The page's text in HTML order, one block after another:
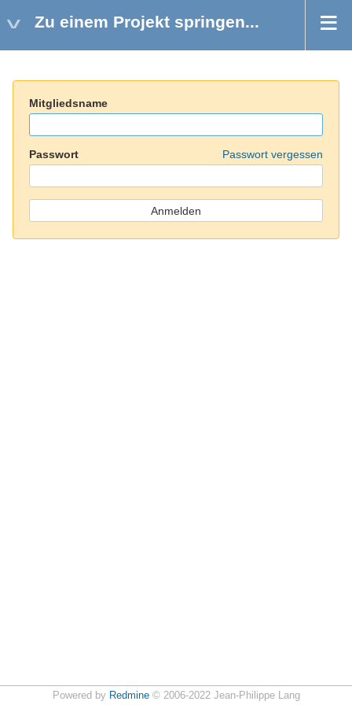
Zu einem Projekt springen...
Mitgliedsname
Passwort Passwort vergessen
Powered by Redmine© 2006-2022 Jean-Philippe Lang